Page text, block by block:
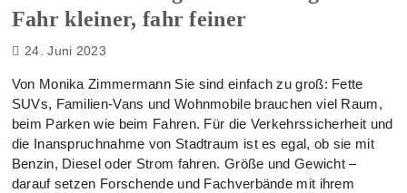
Fahr kleiner, fahr feiner
24. Juni 2023
Von Monika Zimmermann Sie sind einfach zu groß: Fette
SUVs, Familien-Vans und Wohnmobile brauchen viel Raum,
beim Parken wie beim Fahren. Für die Verkehrssicherheit und
die Inanspruchnahme von Stadtraum ist es egal, ob sie mit
Benzin, Diesel oder Strom fahren. Größe und Gewicht –
darauf setzen Forschende und Fachverbände mit ihrem